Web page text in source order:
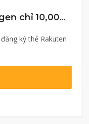
Combo 9 gói DHC Colagen chỉ 10,000yen
ký thẻ Rakuten